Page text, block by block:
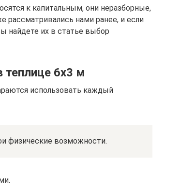
к капитальным, они неразборные,
нами ранее, и если
найдете их в статье выбор
6х3 м
использовать каждый
физические возможности.